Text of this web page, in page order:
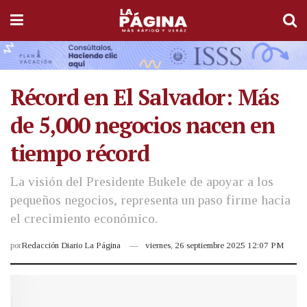
Récord en El Salvador: Más
de 5,000 negocios nacen en
tiempo récord
La visión del Presidente Bukele de apoyar a los
pequeños negocios, representa un paso firme hacia
el crecimiento económico.
porRedacción Diario La Página viernes, 26 septiembre 2025 12:07 PM